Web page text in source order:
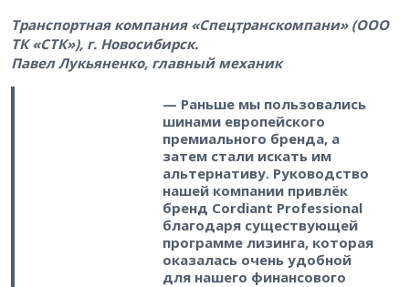
Транспортная компания «Спецтранскомпани» (ООО
ТК «СТК»), г. Новосибирск.
Павел Лукьяненко, главный механик
— Раньше мы пользовались
шинами европейского
премиального бренда, а
затем стали искать им
альтернативу. Руководство
нашей компании привлёк
бренд Cordiant Professional
благодаря существующей
программе лизинга, которая
оказалась очень удобной
для нашего финансового